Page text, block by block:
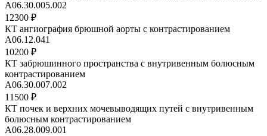
A06.30.005.002
12300 ₽
КТ ангиография брюшной аорты с контрастированием
A06.12.041
10200 ₽
КТ забрюшинного пространства с внутривенным болюсным
контрастированием
A06.30.007.002
11500 ₽
КТ почек и верхних мочевыводящих путей с внутривенным
болюсным контрастированием
A06.28.009.001